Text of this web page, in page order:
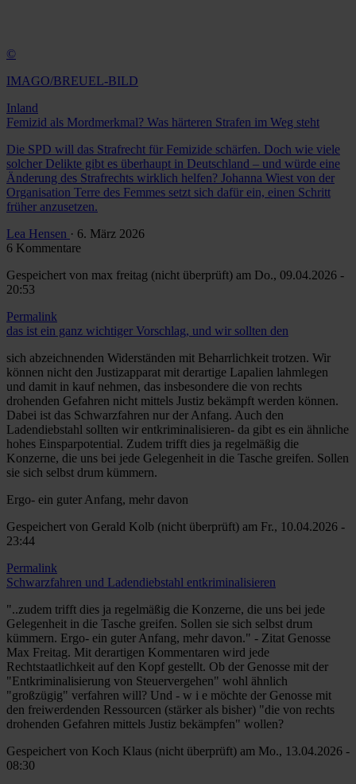
©
IMAGO/BREUEL-BILD
Inland
Femizid als Mordmerkmal? Was härteren Strafen im Weg steht
Die SPD will das Strafrecht für Femizide schärfen. Doch wie viele
solcher Delikte gibt es überhaupt in Deutschland – und würde eine
Änderung des Strafrechts wirklich helfen? Johanna Wiest von der
Organisation Terre des Femmes setzt sich dafür ein, einen Schritt
früher anzusetzen.
Lea Hensen · 6. März 2026
6 Kommentare
Gespeichert von max freitag (nicht überprüft) am Do., 09.04.2026 -
20:53
Permalink
das ist ein ganz wichtiger Vorschlag, und wir sollten den
sich abzeichnenden Widerständen mit Beharrlichkeit trotzen. Wir
können nicht den Justizapparat mit derartige Lapalien lahmlegen
und damit in kauf nehmen, das insbesondere die von rechts
drohenden Gefahren nicht mittels Justiz bekämpft werden können.
Dabei ist das Schwarzfahren nur der Anfang. Auch den
Ladendiebstahl sollten wir entkriminalisieren- da gibt es ein ähnliche
hohes Einsparpotential. Zudem trifft dies ja regelmäßig die
Konzerne, die uns bei jede Gelegenheit in die Tasche greifen. Sollen
sie sich selbst drum kümmern.
Ergo- ein guter Anfang, mehr davon
Gespeichert von Gerald Kolb (nicht überprüft) am Fr., 10.04.2026 -
23:44
Antwort
das
ist
ein
ganz
wichtiger
Vorschlag,
und
wir
sollten
von
max
Permalink
Schwarzfahren und Ladendiebstahl entkriminalisieren
"..zudem trifft dies ja regelmäßig die Konzerne, die uns bei jede
Gelegenheit in die Tasche greifen. Sollen sie sich selbst drum
kümmern. Ergo- ein guter Anfang, mehr davon." - Zitat Genosse
Max Freitag. Mit derartigen Kommentaren wird jede
Rechtstaatlichkeit auf den Kopf gestellt. Ob der Genosse mit der
"Entkriminalisierung von Steuervergehen" wohl ähnlich
"großzügig" verfahren will? Und - w i e möchte der Genosse mit
den freiwerdenden Ressourcen (stärker als bisher) "die von rechts
drohenden Gefahren mittels Justiz bekämpfen" wollen?
Gespeichert von Koch Klaus (nicht überprüft) am Mo., 13.04.2026 -
08:30